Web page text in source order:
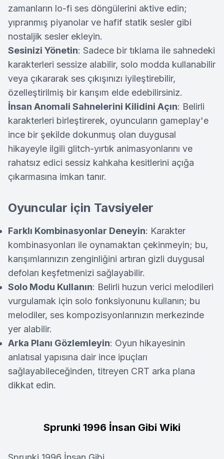
zamanların lo-fi ses döngülerini aktive edin;
yıpranmış piyanolar ve hafif statik sesler gibi
nostaljik sesler ekleyin.
Sesinizi Yönetin: Sadece bir tıklama ile sahnedeki
karakterleri sessize alabilir, solo modda kullanabilir
veya çıkararak ses çıkışınızı iyileştirebilir,
özelleştirilmiş bir karışım elde edebilirsiniz.
İnsan Anomali Sahnelerini Kilidini Açın: Belirli
karakterleri birleştirerek, oyuncuların gameplay'e
ince bir şekilde dokunmuş olan duygusal
hikayeyle ilgili glitch-yırtık animasyonlarını ve
rahatsız edici sessiz kahkaha kesitlerini açığa
çıkarmasına imkan tanır.
Oyuncular için Tavsiyeler
Farklı Kombinasyonlar Deneyin: Karakter
kombinasyonları ile oynamaktan çekinmeyin; bu,
karışımlarınızın zenginliğini artıran gizli duygusal
defoları keşfetmenizi sağlayabilir.
Solo Modu Kullanın: Belirli huzun verici melodileri
vurgulamak için solo fonksiyonunu kullanın; bu
melodiler, ses kompozisyonlarınızın merkezinde
yer alabilir.
Arka Planı Gözlemleyin: Oyun hikayesinin
anlatısal yapısına dair ince ipuçları
sağlayabileceğinden, titreyen CRT arka plana
dikkat edin.
Sprunki 1996 İnsan Gibi Wiki